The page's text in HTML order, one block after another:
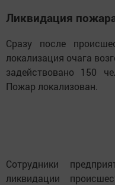
Ликвидация
Сразу после
локализация очага
задействовано 150
Пожар локализован.
Сотрудники
ликвидации